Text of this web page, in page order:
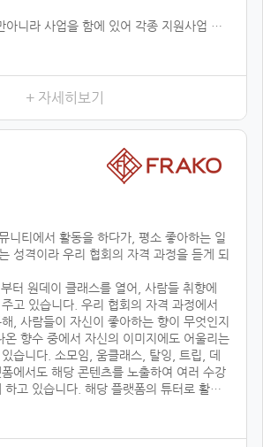
아니라 사업을 함에 있어 각종 지원사업 공
수 있게 해주신 백남현 이사장님과 협회원
드리며, 지속적으로 함께 성장 할 수 있도록
+ 자세히보기
니티에서 활동을 하다가, 평소 좋아하는 일
성격이라 우리 협회의 자격 과정을 듣게 되
터 원데이 클래스를 열어, 사람들 취향에
고 있습니다. 우리 협회의 자격 과정에서
, 사람들이 자신이 좋아하는 향이 무엇인지
온 향수 중에서 자신의 이미지에도 어울리는
습니다. 소모임, 움클래스, 탈잉, 트립, 데
에서도 해당 콘텐츠를 노출하여 여러 수강
하고 있습니다. 해당 플랫폼의 튜터로 활동
가 조향 자격증 과정을 듣게 된 이유는, 내